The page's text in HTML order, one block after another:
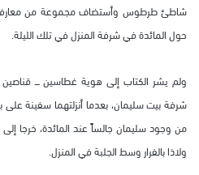
شاطئ طرطوس وأستضاف مجموعة من
حول المائدة في شرفة المنزل في تلك الليلة.
شرفة بيت سليمان، بعدما أنزلتهما سفينة
من وجود سليمان جالساً عند المائدة، خرجا
ولاذا بالفرار وسط الجلبة في المنزل.